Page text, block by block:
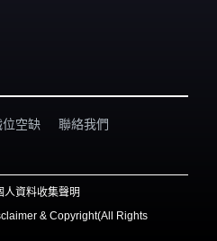
位空缺 聯絡我們
人資料收集聲明
& Copyright(All Rights